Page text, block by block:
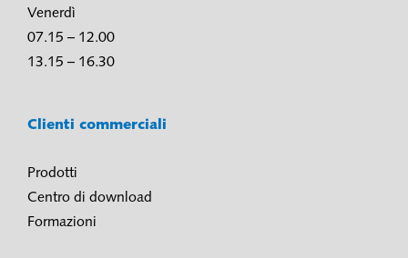
Venerdì
07.15 – 12.00
13.15 – 16.30
Clienti commerciali
Prodotti
Centro di download
Formazioni